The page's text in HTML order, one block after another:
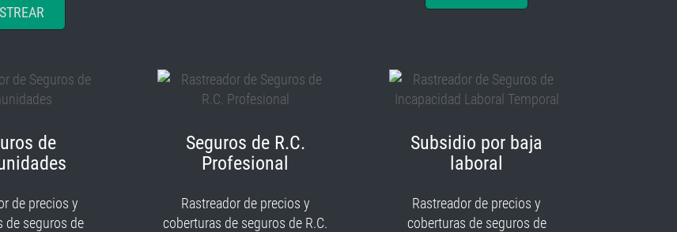
de
de precios y
de seguros de
Seguros de R.C.
Profesional
Rastreador de precios y
coberturas de seguros de R.C.
Subsidio por baja
laboral
Rastreador de precios y
coberturas de seguros de